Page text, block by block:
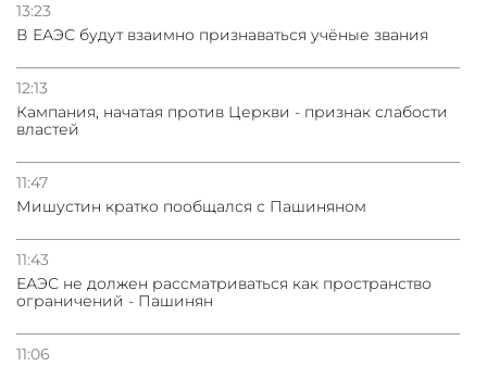
13:23
В ЕАЭС будут взаимно признаваться учёные звания
12:13
Кампания, начатая против Церкви - признак слабости
властей
11:47
Мишустин кратко пообщался с Пашиняном
11:43
ЕАЭС не должен рассматриваться как пространство
ограничений - Пашинян
11:06